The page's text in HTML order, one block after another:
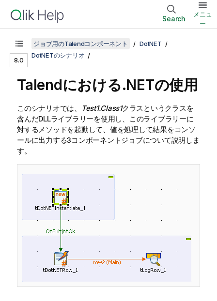
Search
メニュ
ー
8.0
ジョブ用のTalendコンポーネント
DotNET
DotNETのシナリオ
Talendにおける.NETの使用
このシナリオでは、 Test1.Class1クラスというクラスを
含んだDLLライブラリーを使用し、このライブラリーに
対するメソッドを起動して、値を処理して結果をコンソ
ールに出力する3コンポーネントジョブについて説明しま
す。